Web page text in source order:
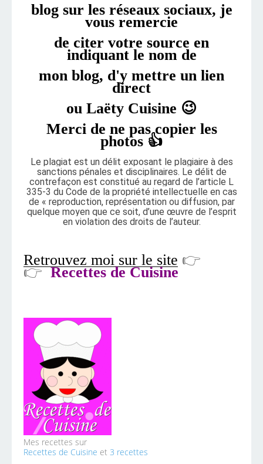
blog sur les réseaux sociaux, je
vous remercie
de citer votre source en
indiquant le nom de
mon blog, d'y mettre un lien
direct
ou Laëty Cuisine 😉
Merci de ne pas copier les
photos 👍
Le plagiat est un délit exposant le plagiaire à des
sanctions pénales et disciplinaires. Le délit de
contrefaçon est constitué au regard de l’article L
335-3 du Code de la propriété intellectuelle en cas
de « reproduction, représentation ou diffusion, par
quelque moyen que ce soit, d’une œuvre de l’esprit
en violation des droits de l’auteur.
Retrouvez moi sur le site 👉
👉Recettes de Cuisine
Mes recettes sur
Recettes de Cuisine et 3 recettes